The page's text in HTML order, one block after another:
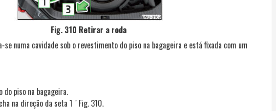
Fig. 310 Retirar a roda
numa cavidade sob o revestimento do piso na bagageira e está fixada com um
do piso na bagageira.
na direção da seta 1 " Fig. 310.